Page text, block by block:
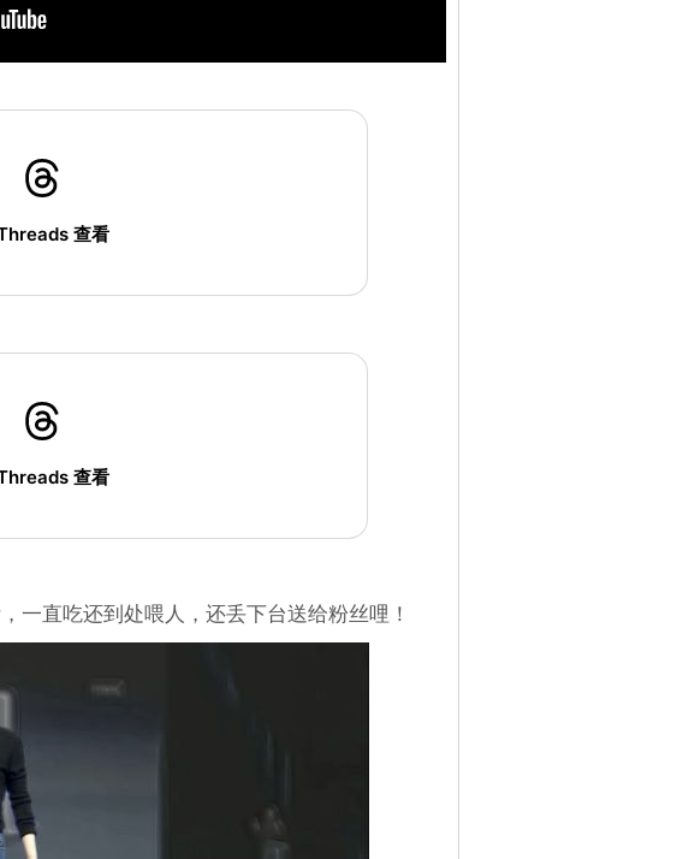
查看
查看
一直吃还到处喂人，还丢下台送给粉丝哩！